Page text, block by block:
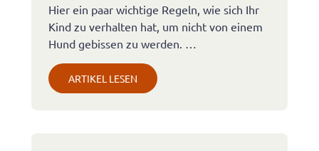
Hier ein paar wichtige Regeln, wie sich Ihr
Kind zu verhalten hat, um nicht von einem
Hund gebissen zu werden. …
ARTIKEL LESEN